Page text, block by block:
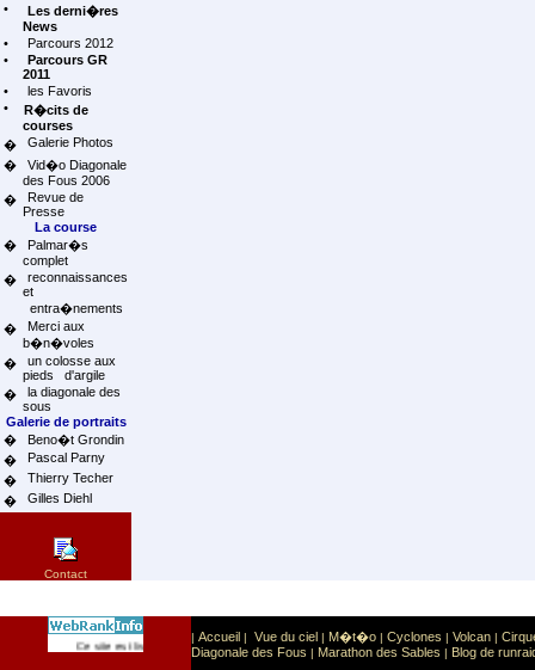
•
Les derni�res
News
•
Parcours 2012
•
Parcours GR
2011
•
les Favoris
•
R�cits de
courses
�
Galerie Photos
�
Vid�o Diagonale
des Fous 2006
�
Revue de
Presse
La course
�
Palmar�s
complet
�
reconnaissances
et
entra�nements
�
Merci aux
b�n�voles
�
un colosse aux
pieds d'argile
�
la diagonale des
sous
Galerie de portraits
�
Beno�t Grondin
�
Pascal Parny
�
Thierry Techer
�
Gilles Diehl
Contact
Ce site est list� dans la cat�gorie Sport: Sports extr�mes
| Accueil | Vue du ciel | M�t�o | Cyclones | Volcan |
Diagonale des Fous | Marathon des Sables | Blog de